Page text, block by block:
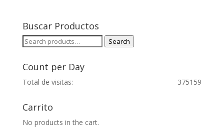
Buscar Productos
Search
Search
Count per Day
375159
Total de visitas:
Carrito
No products in the cart.